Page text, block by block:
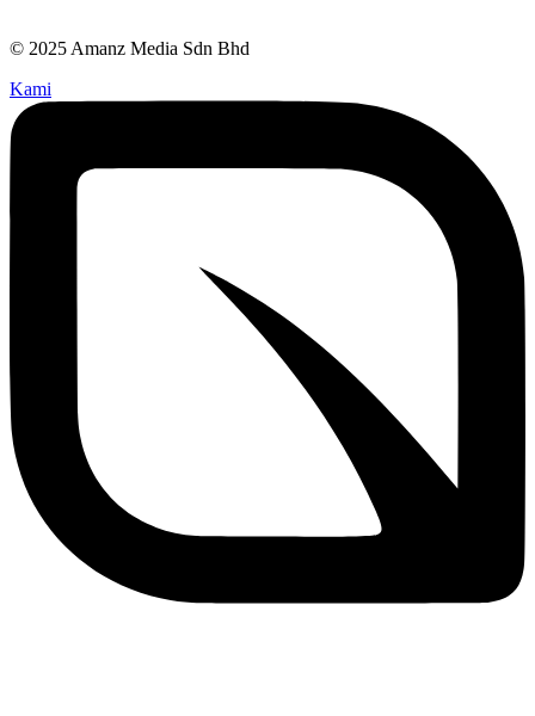
© 2025 Amanz Media Sdn Bhd
Kami